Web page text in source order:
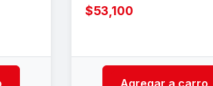
$53,100
Agregar a carro